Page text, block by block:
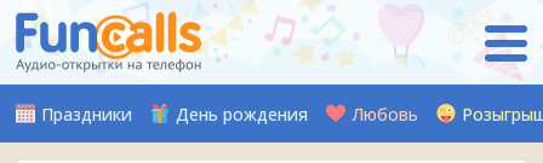
Праздники День рождения Любовь